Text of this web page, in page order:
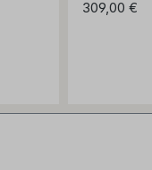
309,00 €